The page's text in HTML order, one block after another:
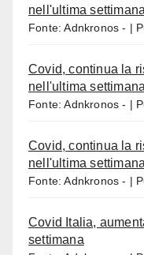
nell'ultima
Fonte: Adnkronos -
Covid, continua la
nell'ultima
Fonte: Adnkronos -
Covid, continua la
nell'ultima
Fonte: Adnkronos -
Covid Italia,
settimana